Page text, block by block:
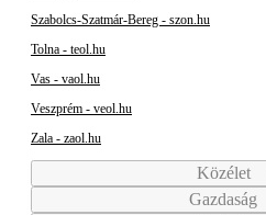
Szabolcs-Szatmár-Bereg - szon.hu
Tolna - teol.hu
Vas - vaol.hu
Veszprém - veol.hu
Zala - zaol.hu
Közélet
Gazdaság